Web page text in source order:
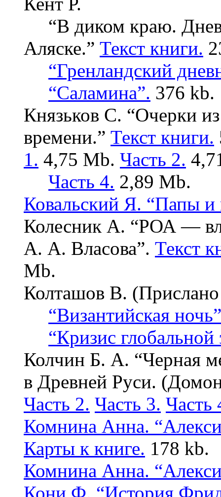
“В диком краю.
Аляске.” Текст книги.
“Гренландский
“Саламина”. 376 kb.
Князьков С. “Очерки
времени.” Текст книги.
1. 4,75 Mb. Часть 2.
Часть 4. 2,89 Mb.
Ковальский Я. “Папы и
Колесник А. “РОА —
А. А. Власова”. Текст
Mb.
Колташов В.
“Византийская
“Кризис
Колчин Б. А. “Черная
в Древней Руси.
Часть 2. Часть 3. Часть
Комнина Анна.
Карты к книге. 178 kb.
Комнина Анна.
Кони Ф. “История